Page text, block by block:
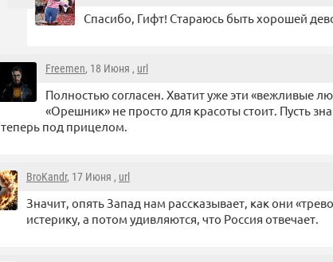
Спасибо, Гифт! Стараюсь быть хорошей
Freemen, 18 Июня , url
Полностью согласен. Хватит уже эти «вежливые
«Орешник» не просто для красоты стоит. Пусть
теперь под прицелом.
BroKandr, 17 Июня , url
Значит, опять Запад нам рассказывает, как они
истерику, а потом удивляются, что Россия отвечает.